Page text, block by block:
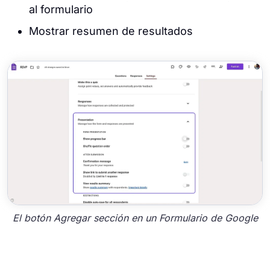
al formulario
Mostrar resumen de resultados
El botón Agregar sección en un Formulario de Google